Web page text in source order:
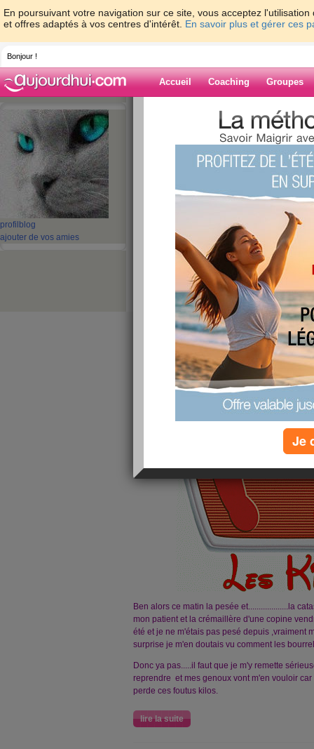
En poursuivant votre navigation sur ce site, vous acceptez
et offres adaptés à vos centres d'intérêt. En savoir plus et gérer ces
Bonjour !
Accueil Coaching Groupes
profil blog
ajouter de vos amies
>
Blog de
‹ Préc. 11 12 13 14 15
pesée difficile
publié le 21/08/2011 à 13:41
Ben alors ce matin la pesée et...................la
mon patient et la crémaillère d'une copine
été et je ne m'étais pas pesé depuis ,vraiment
surprise je m'en doutais vu comment les
Donc ya pas.....il faut que je m'y remette
reprendre et mes genoux vont m'en vouloir
perde ces foutus kilos.
lire la suite
Je